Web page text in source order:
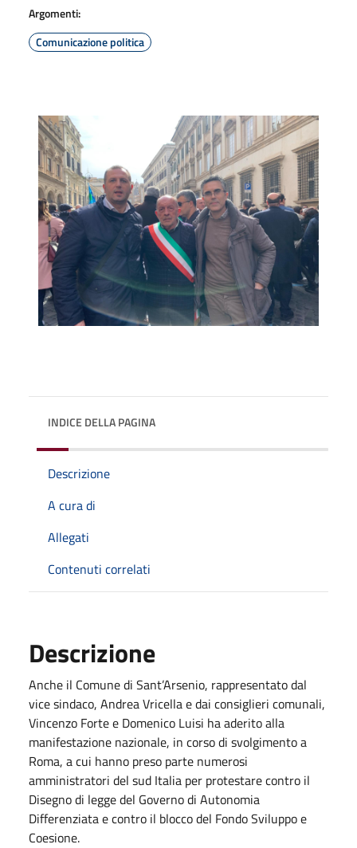
Argomenti:
Comunicazione politica
INDICE DELLA PAGINA
Descrizione
A cura di
Allegati
Contenuti correlati
Descrizione
Anche il Comune di Sant’Arsenio, rappresentato dal
vice sindaco, Andrea Vricella e dai consiglieri comunali,
Vincenzo Forte e Domenico Luisi ha aderito alla
manifestazione nazionale, in corso di svolgimento a
Roma, a cui hanno preso parte numerosi
amministratori del sud Italia per protestare contro il
Disegno di legge del Governo di Autonomia
Differenziata e contro il blocco del Fondo Sviluppo e
Coesione.